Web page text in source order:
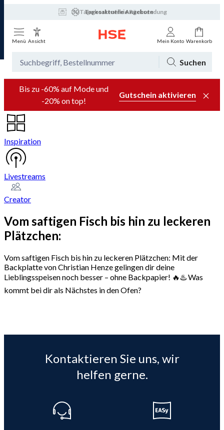
Tagesaktuelle Angebote
Menü Ansicht Mein Konto Warenkorb
Suchen
Bis zu -60% auf Mode und
-20% on top!
Gutschein aktivieren
Inspiration
Livestreams
Creator
Vom saftigen Fisch bis hin zu leckeren
Plätzchen:
Vom saftigen Fisch bis hin zu leckeren Plätzchen: Mit der
Backplatte von Christian Henze gelingen dir deine
Lieblingsspeisen noch besser – ohne Backpapier! 🔥♨️ Was
kommt bei dir als Nächstes in den Ofen?
Kontaktieren Sie uns, wir
helfen gerne.